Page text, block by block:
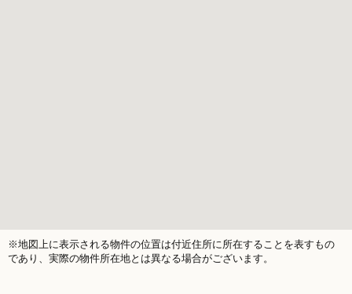
※地図上に表示される物件の位置は付近住所に所在することを表すもの
であり、実際の物件所在地とは異なる場合がございます。